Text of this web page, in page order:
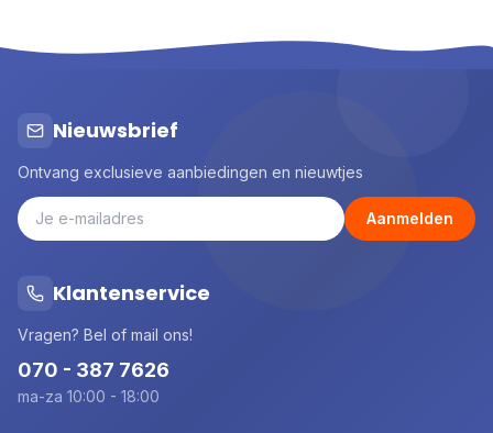
Nieuwsbrief
Ontvang exclusieve aanbiedingen en nieuwtjes
Aanmelden
Klantenservice
Vragen? Bel of mail ons!
070 - 387 7626
ma-za 10:00 - 18:00